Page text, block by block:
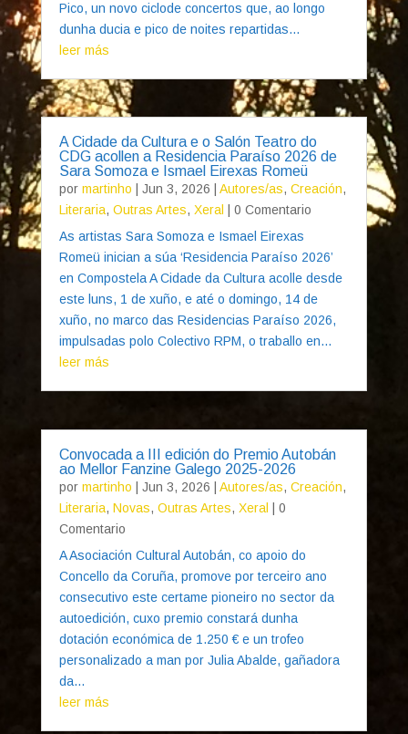
Pico, un novo ciclode concertos que, ao longo
dunha ducia e pico de noites repartidas...
leer más
A Cidade da Cultura e o Salón Teatro do
CDG acollen a Residencia Paraíso 2026 de
Sara Somoza e Ismael Eirexas Romeü
por martinho Jun 3, 2026 Autores/as, Creación,
Literaria, Outras Artes, Xeral
| 0 Comentario
As artistas Sara Somoza e Ismael Eirexas
Romeü inician a súa ‘Residencia Paraíso 2026’
en Compostela A Cidade da Cultura acolle desde
este luns, 1 de xuño, e até o domingo, 14 de
xuño, no marco das Residencias Paraíso 2026,
impulsadas polo Colectivo RPM, o traballo en...
leer más
Convocada a III edición do Premio Autobán
ao Mellor Fanzine Galego 2025-2026
por martinho Jun 3, 2026 Autores/as, Creación,
Literaria, Novas, Outras Artes, Xeral
| 0
Comentario
A Asociación Cultural Autobán, co apoio do
Concello da Coruña, promove por terceiro ano
consecutivo este certame pioneiro no sector da
autoedición, cuxo premio constará dunha
dotación económica de 1.250 € e un trofeo
personalizado a man por Julia Abalde, gañadora
da...
leer más